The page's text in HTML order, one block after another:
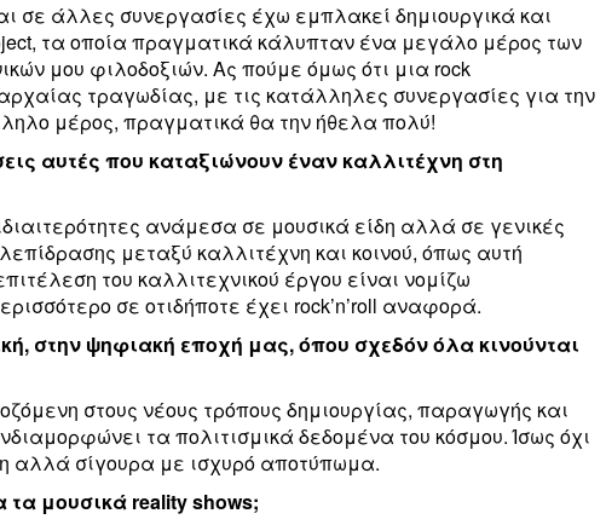
σε άλλες συνεργασίες έχω εμπλακεί δημιουργικά και
τα οποία πραγματικά κάλυπταν ένα μεγάλο μέρος των
μου φιλοδοξιών. Ας πούμε όμως ότι μια rock
τραγωδίας, με τις κατάλληλες συνεργασίες για την
μέρος, πραγματικά θα την ήθελα πολύ!
αυτές που καταξιώνουν έναν καλλιτέχνη στη
ανάμεσα σε μουσικά είδη αλλά σε γενικές
μεταξύ καλλιτέχνη και κοινού, όπως αυτή
του καλλιτεχνικού έργου είναι νομίζω
σε οτιδήποτε έχει rock’n’roll αναφορά.
στην ψηφιακή εποχή μας, όπου σχεδόν όλα κινούνται
στους νέους τρόπους δημιουργίας, παραγωγής και
τα πολιτισμικά δεδομένα του κόσμου. Ίσως όχι
αλλά σίγουρα με ισχυρό αποτύπωμα.
μουσικά reality shows;